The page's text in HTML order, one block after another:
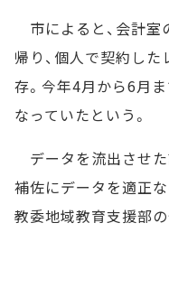
市によると、会計室
帰り、個人で契約し
存。今年4月から6月
なっていたという。
データを流出させ
補佐にデータを適正
教委地域教育支援部の